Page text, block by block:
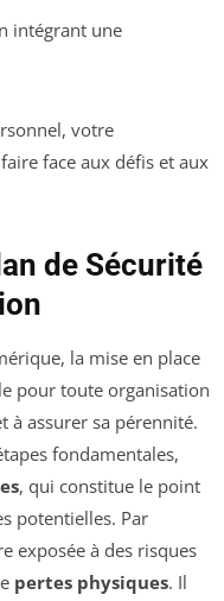
intégrant une
votre
face aux défis et aux
de Sécurité
la mise en place
pour toute organisation
à assurer sa pérennité.
fondamentales,
, qui constitue le point
potentielles. Par
exposée à des risques
pertes physiques. Il